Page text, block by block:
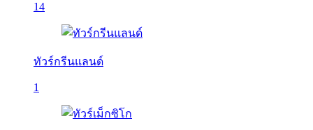
14
ทัวร์กรีนแลนด์
1